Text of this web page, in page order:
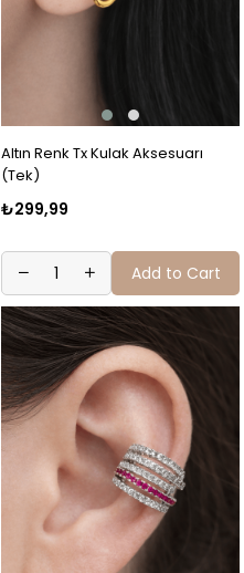
Altın Renk Tx Kulak Aksesuarı
(Tek)
₺299,99
Add to Cart